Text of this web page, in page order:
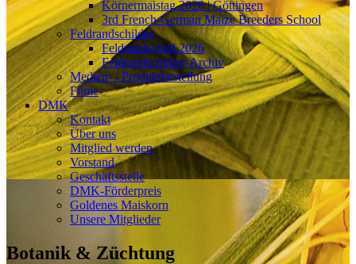
Körnermaistag 2026 | Göttingen
3rd French-German Maize Breeders School
Feldrandschilder
Feldrandschild 2026
Feldrandschilder-Archiv
Medien- / Produktbestellung
Filme
DMK
Kontakt
Über uns
Mitglied werden
Vorstand
Geschäftsstelle
DMK-Förderpreis
Goldenes Maiskorn
Unsere Mitglieder
Botanik & Züchtung